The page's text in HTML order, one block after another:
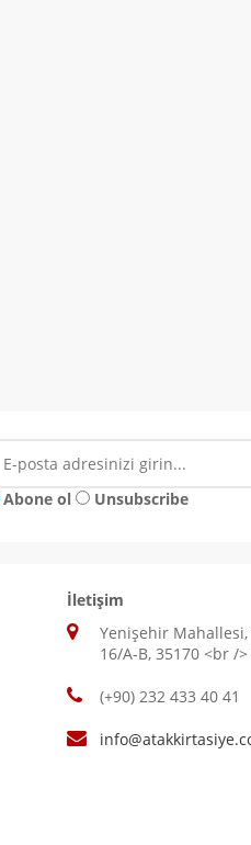
Abone ol
Unsubscribe
İletişim
Yenişehir Mahallesi,
16/A-B, 35170 <br /
(+90) 232 433 40 41